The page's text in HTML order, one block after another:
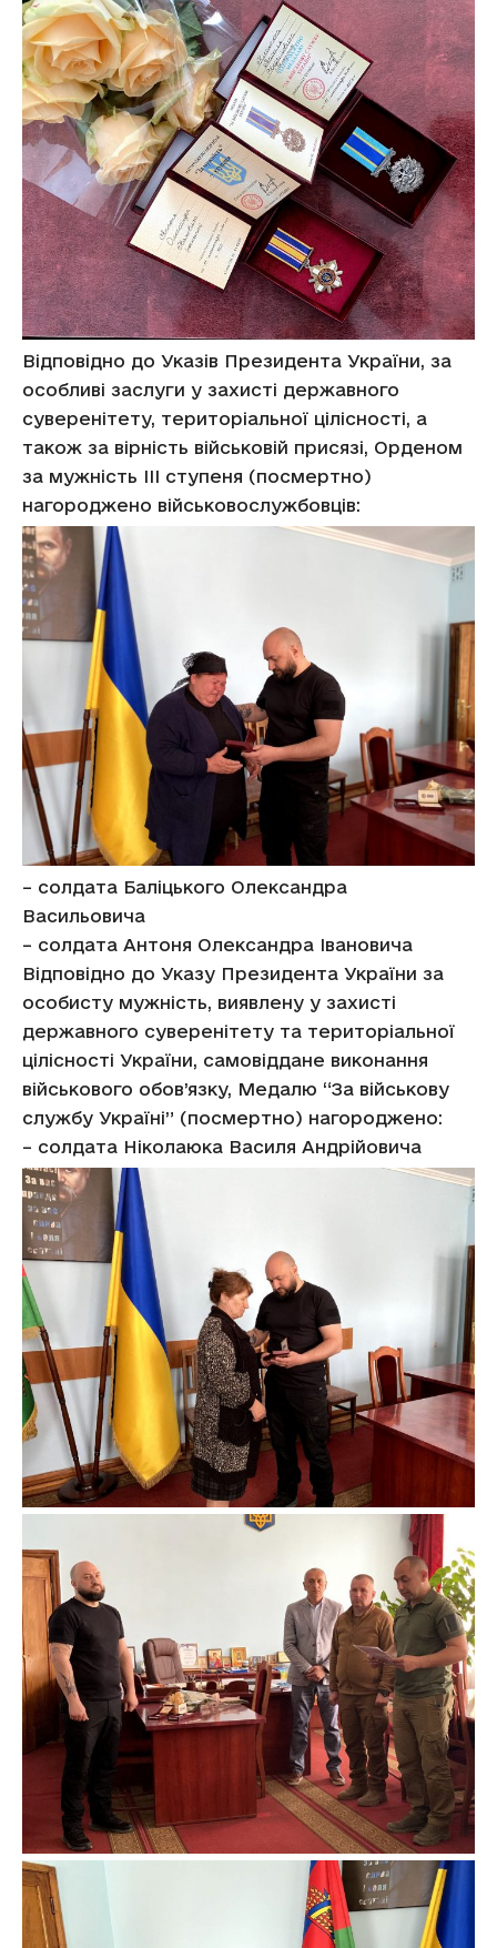
Відповідно до Указів Президента України, за
особливі заслуги у захисті державного
суверенітету, територіальної цілісності, а
також за вірність військовій присязі, Орденом
за мужність ІІІ ступеня (посмертно)
нагороджено військовослужбовців:
– солдата Баліцького Олександра
Васильовича
– солдата Антоня Олександра Івановича
Відповідно до Указу Президента України за
особисту мужність, виявлену у захисті
державного суверенітету та територіальної
цілісності України, самовіддане виконання
військового обов’язку, Медалю “За військову
службу Україні” (посмертно) нагороджено:
– солдата Ніколаюка Василя Андрійовича